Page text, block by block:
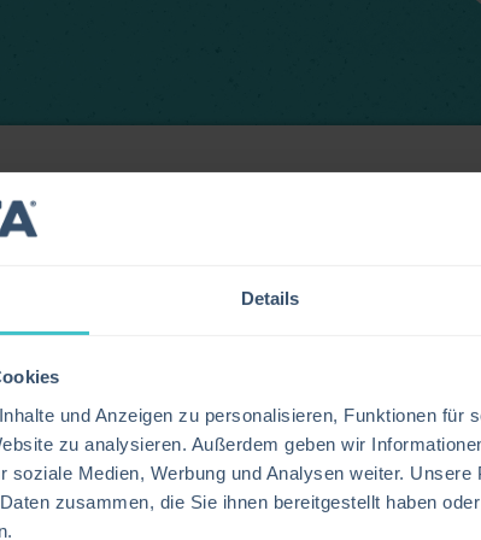
Details
und Anzeigen zu personalisieren, Funktionen für
zu analysieren. Außerdem geben wir
soziale Medien, Werbung und Analysen weiter.
zusammen, die Sie ihnen bereitgestellt haben
Jenkins, um Automatisierungs-Workflows auf Basis
IT- und DevOps-Teams, Jenkins-Jobs
im Servicekatalog geändert werden. Dadurch
Abstimmung zwischen Service Management und
bei Änderungen an Serviceoptionen für